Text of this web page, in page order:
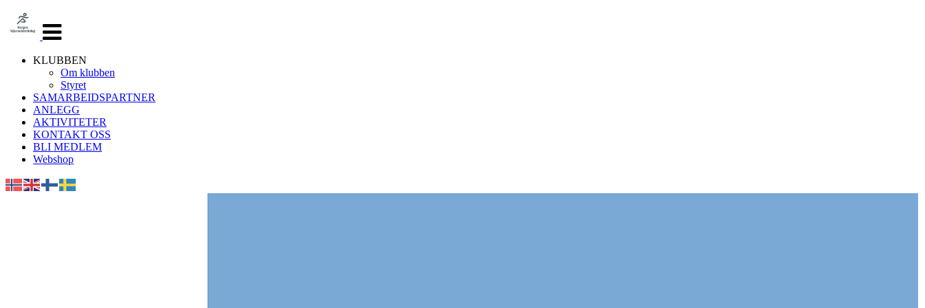
navigasjon
KLUBBEN
Om klubben
Styret
SAMARBEIDSPARTNER
ANLEGG
AKTIVITETER
KONTAKT OSS
BLI MEDLEM
Webshop